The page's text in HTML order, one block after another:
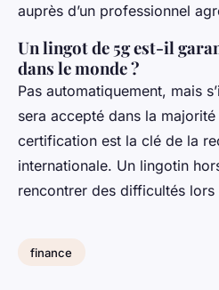
auprès d’un professionnel
Un lingot de 5g est-il
dans le monde ?
Pas automatiquement, mais
sera accepté dans la
certification est la clé de la
internationale. Un lingotin
rencontrer des difficultés lors
finance